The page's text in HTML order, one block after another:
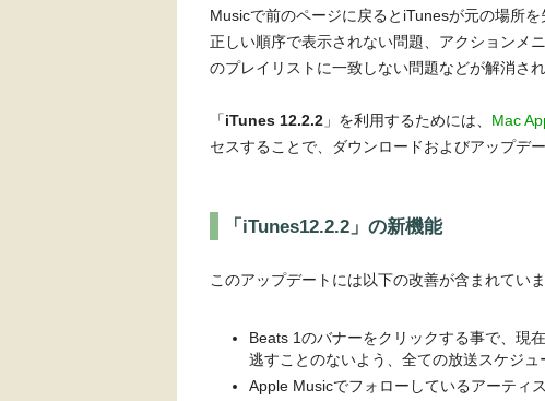
Musicで前のページに戻るとiTunesが元の場所
正しい順序で表示されない問題、アクションメ
のプレイリストに一致しない問題などが解消され
「iTunes 12.2.2 」を利用するためには、 Mac
セスすることで、ダウンロードおよびアップデ
「iTunes12.2.2」の新機能
このアップデートには以下の改善が含まれていま
Beats 1のバナーをクリックする事で、現
逃すことのないよう、全ての放送スケジ
Apple Musicでフォローしているアーティ